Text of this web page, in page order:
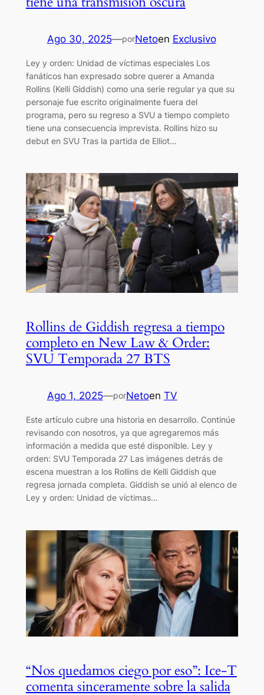
Ago 30, 2025—porNetoen Exclusivo
Ley y orden: Unidad de víctimas especiales Los
fanáticos han expresado sobre querer a Amanda
Rollins (Kelli Giddish) como una serie regular ya que su
personaje fue escrito originalmente fuera del
programa, pero su regreso a SVU a tiempo completo
tiene una consecuencia imprevista. Rollins hizo su
debut en SVU Tras la partida de Elliot…
Rollins de Giddish regresa a tiempo
completo en New Law & Order:
SVU Temporada 27 BTS
Ago 1, 2025—porNetoen TV
Este artículo cubre una historia en desarrollo. Continúe
revisando con nosotros, ya que agregaremos más
información a medida que esté disponible. Ley y
orden: SVU Temporada 27 Las imágenes detrás de
escena muestran a los Rollins de Kelli Giddish que
regresa jornada completa. Giddish se unió al elenco de
Ley y orden: Unidad de víctimas…
“Nos quedamos ciego por eso”: Ice-T
comenta sinceramente sobre la salida